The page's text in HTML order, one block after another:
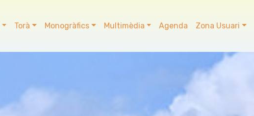
Torà Monogràfics Multimèdia Agenda Zona Usuari